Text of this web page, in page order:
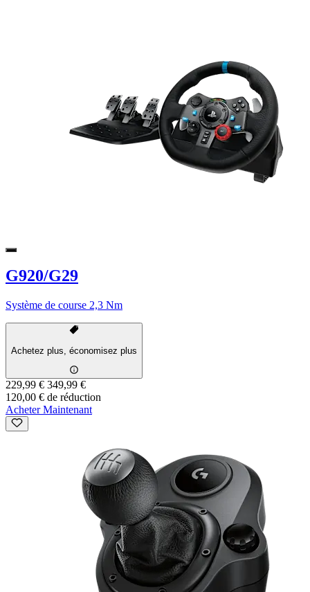
G920/G29
Système de course 2,3 Nm
Achetez plus, économisez plus
229,99 € 349,99 €
120,00 € de réduction
Acheter Maintenant